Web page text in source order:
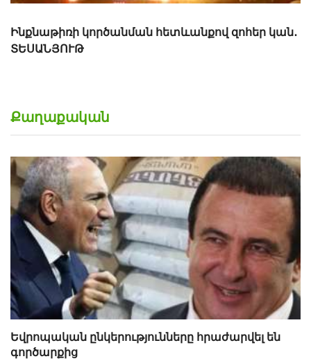
Քաղաքական
Եվրոպական ընկերությունները հրաժարվել են
գործարքից